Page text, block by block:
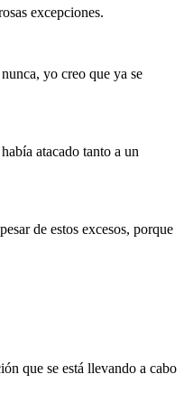
excepciones.
yo creo que ya se
atacado tanto a un
de estos excesos, porque
que se está llevando a cabo